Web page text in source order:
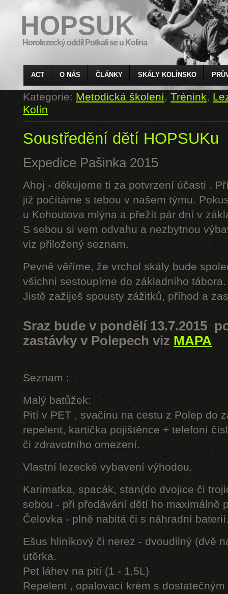
HOPSUK
Horolezecký oddíl Potkali se u Kolína
ACT O NÁS ČLÁNKY SKÁLY KOLÍNSKO
Kategorie:Metodická školení, Trénink,
Kolín
Soustředění dětí HOPSUKu
Expedice Pašinka 2015
Ahoj - děkujeme ti za potvrzení účasti .
již počítáme s tebou v našem týmu.
u Kohoutova mlýna a přežít pár dní v
S sebou si vem odvahu a nezbytnou
viz přiložený seznam.
Pevně věříme, že vrchol skály bude
všichni sestoupíme do základního tábora.
Jistě zažiješ spousty zážitků, příhod a
Sraz bude v pondělí 13.7.2015
zastávky v Polepech viz MAPA
Seznam :
Malý batůžek:
Pití v PET , svačinu na cestu z Polep do
repelent, kartička pojištěnce + telefoní
či zdravotního omezení.
Vlastní lezecké vybavení výhodou.
Karimatka, spacák, stan(do dvojice či
sebou - při předávání dětí ho maximálně
Čelovka - plně nabitá či s náhradní
Ešus hliníkový či nerez - dvoudilný (dvě
utěrka.
Pet láhev na pití (1 - 1,5L)
Repelent , opalovací krém s